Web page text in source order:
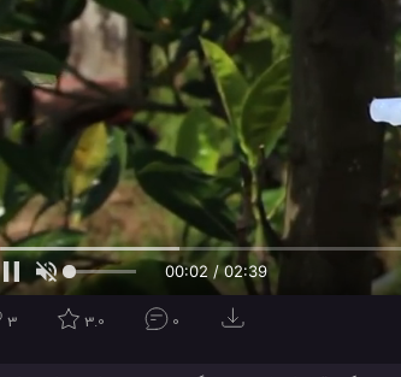
00:03 / 02:39
3 3.0 0